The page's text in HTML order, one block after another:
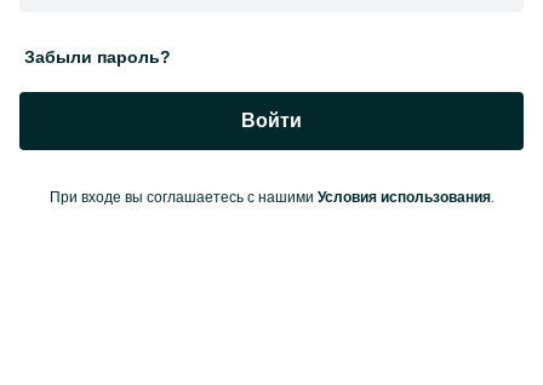
Забыли пароль?
Войти
При входе вы соглашаетесь с нашими Условия использования.